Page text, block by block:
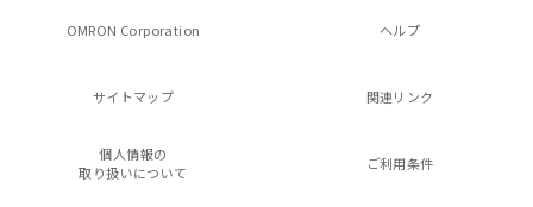
OMRON Corporation ヘルプ
サイトマップ 関連リンク
個人情報の
取り扱いについて
ご利用条件